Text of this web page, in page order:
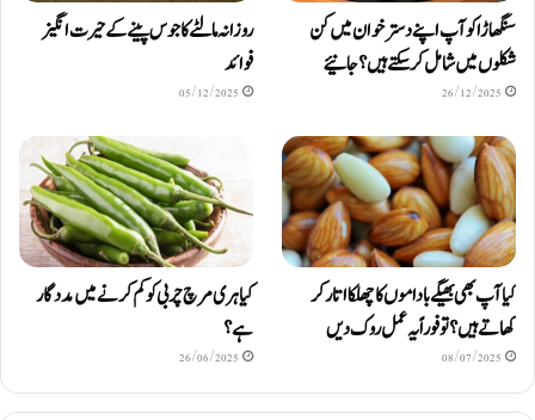
سنگھاڑا کو آپ اپنے دستر خوان میں کن
شکلوں میں شامل کرسکتے ہیں ؟ جانیئے
26/12/2025
روزانہ مالٹے کا جوس پینے کے حیرت انگیز
فوائد
05/12/2025
کیا آپ بھی بھیگے باداموں کا چھلکا اتار کر
کھاتے ہیں؟ تو فوراً یہ عمل روک دیں
08/07/2025
کیا ہری مرچ چربی کو کم کرنے میں مددگار
ہے؟
26/06/2025